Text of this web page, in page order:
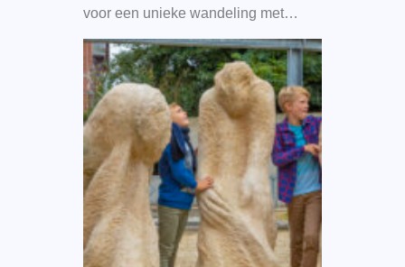
voor een unieke wandeling met…